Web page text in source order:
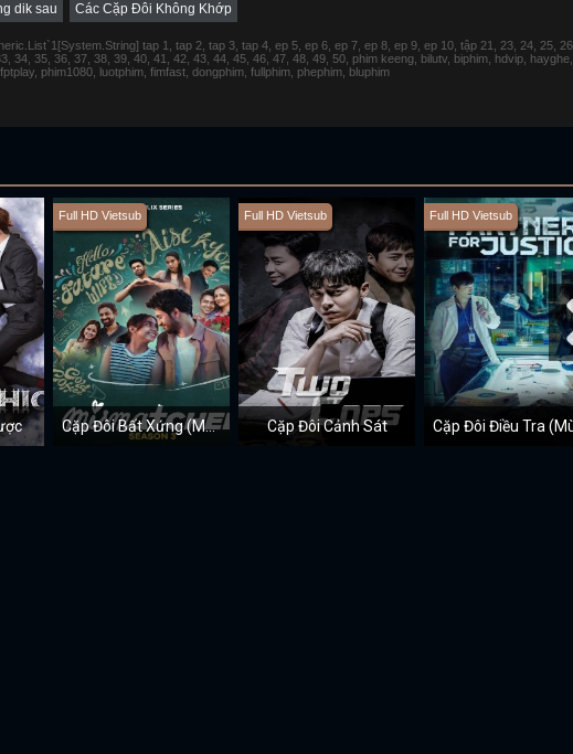
dik sau Các Cặp Đôi Không Khớp
tap 1, tap 2, tap 3, tap 4, ep 5, ep 6, ep 7, ep 8, ep 9, ep 10, tập 21, 23, 24, 25, 26,
34, 35, 36, 37, 38, 39, 40, 41, 42, 43, 44, 45, 46, 47, 48, 49, 50, phim keeng, bilutv, biphim, hdvip, hayghe,
phim1080, luotphim, fimfast, dongphim, fullphim, phephim, bluphim
Full HD Vietsub
Cặp Đôi Bất Xứng (Mùa 3)
Full HD Vietsub
Cặp Đôi Cảnh Sát
Full HD Vietsub